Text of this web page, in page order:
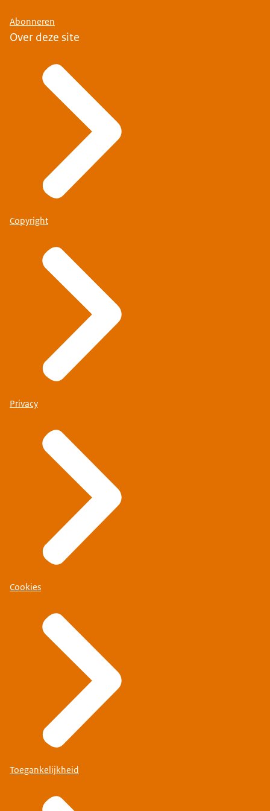
Abonneren
Over deze site
Copyright
Privacy
Cookies
Toegankelijkheid